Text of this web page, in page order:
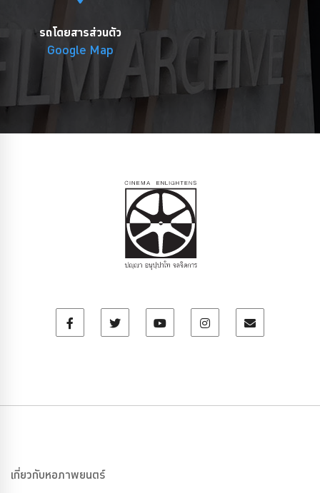
รถโดยสารส่วนตัว
Google Map
เกี่ยวกับหอภาพยนตร์